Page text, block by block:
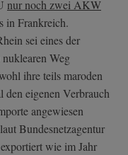
nur noch zwei AKW
in Frankreich.
sei eines der
Weg
ihre teils maroden
eigenen Verbrauch
angewiesen
Bundesnetzagentur
wie im Jahr